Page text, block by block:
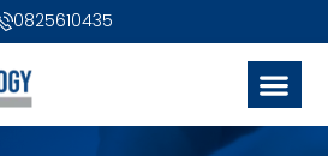
0825610435